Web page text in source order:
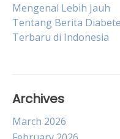
Post
navigation
Mengenal Lebih Jauh
Tentang Berita
Terbaru di Indonesia
Archives
March 2026